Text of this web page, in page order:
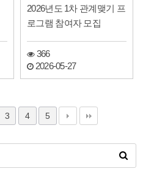
2026년도 1차 관계맺기 프
로그램 참여자 모집
366
2026-05-27
3 4 5